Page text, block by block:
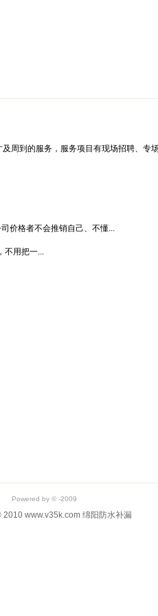
周到的服务，服务项目有现场招聘、专
价格者不会推销自己、不懂...
不用把一...
Powered by © -2009
www.v35k.com 绵阳防水补漏